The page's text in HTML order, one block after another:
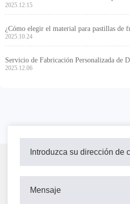
de los kits de frenos en el mercado B2B de
2025.12.15
¿Cómo elegir el material para pastillas de
Comparación entre materiales
2025.10.24
Servicio de Fabricación Personalizada de
para Adaptabilidad Global y Diferenciación
2025.12.06